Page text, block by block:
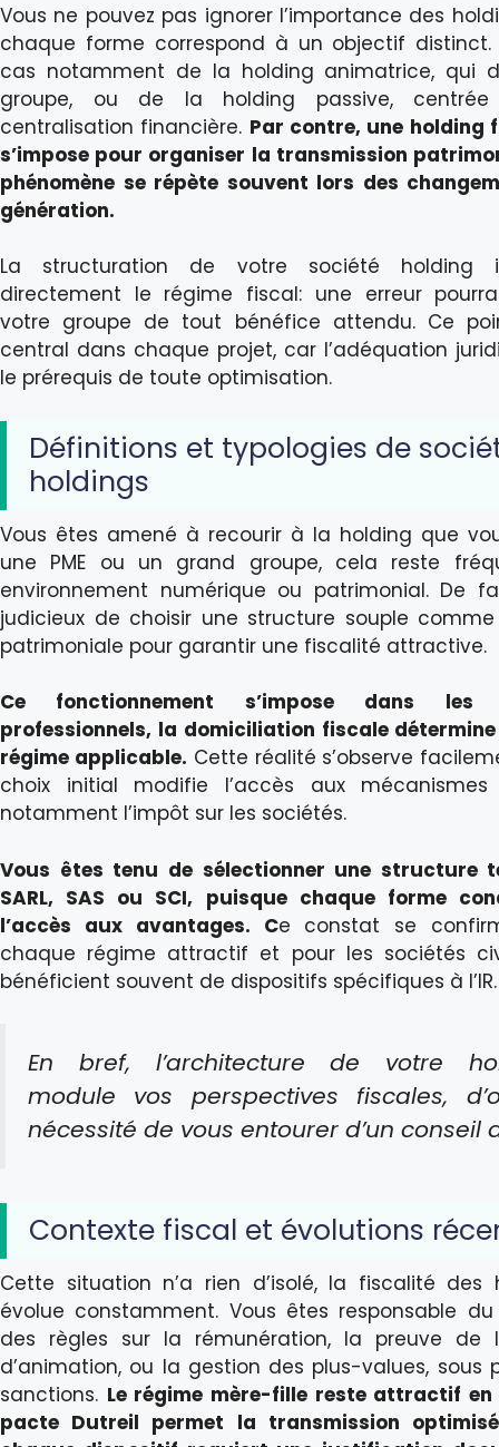
Vous ne pouvez pas ignorer l’importance des
chaque forme correspond à un objectif distinct.
cas notamment de la holding animatrice, qui
groupe, ou de la holding passive,
centralisation financière. Par contre, une holding
s’impose pour organiser la transmission
phénomène se répète souvent lors des
génération.
La structuration de votre société holding
directement le régime fiscal: une erreur
votre groupe de tout bénéfice attendu. Ce
central dans chaque projet, car l’adéquation
le prérequis de toute optimisation.
Définitions et typologies de
holdings
Vous êtes amené à recourir à la holding que
une PME ou un grand groupe, cela reste
environnement numérique ou patrimonial. De
judicieux de choisir une structure souple
patrimoniale pour garantir une fiscalité attractive.
Ce fonctionnement s’impose dans les
professionnels, la domiciliation fiscale
régime applicable. Cette réalité s’observe
choix initial modifie l’accès aux mécanismes
notamment l’impôt sur les sociétés.
Vous êtes tenu de sélectionner une structure
SARL, SAS ou SCI, puisque chaque forme
l’accès aux avantages. Ce constat se
chaque régime attractif et pour les sociétés
bénéficient souvent de dispositifs spécifiques à
En bref, l’architecture de votre
module vos perspectives fiscales,
nécessité de vous entourer d’un conseil
Contexte fiscal et évolutions
Cette situation n’a rien d’isolé, la fiscalité des
évolue constamment. Vous êtes responsable
des règles sur la rémunération, la preuve de
d’animation, ou la gestion des plus-values, sous
sanctions. Le régime mère-fille reste attractif en
pacte Dutreil permet la transmission